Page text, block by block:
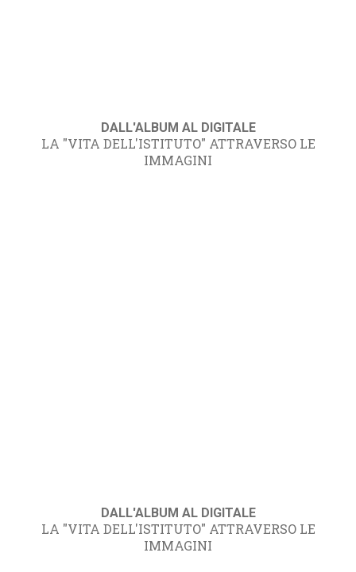
DALL'ALBUM AL DIGITALE
LA "VITA DELL'ISTITUTO" ATTRAVERSO LE
IMMAGINI
DALL'ALBUM AL DIGITALE
LA "VITA DELL'ISTITUTO" ATTRAVERSO LE
IMMAGINI